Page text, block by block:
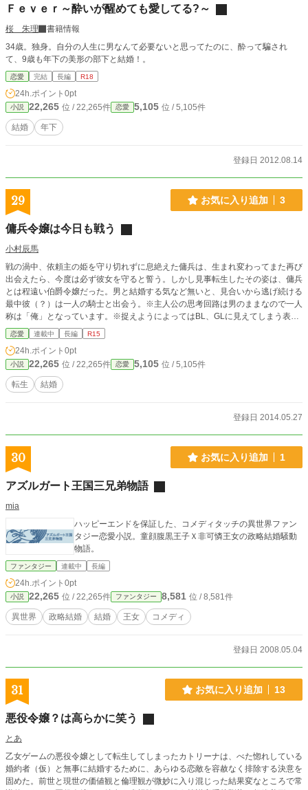
Ｆｅｖｅｒ～酔いが醒めても愛してる?～
桜 朱理
書籍情報
34歳。独身。自分の人生に男なんて必要ないと思ってたのに、酔って騙され
て、9歳も年下の美形の部下と結婚！。
恋愛 完結 長編 R18
24h.ポイント 0pt
小説 22,265 位 / 22,265件 恋愛 5,105 位 / 5,105件
結婚 年下
登録日 2012.08.14
29 お気に入り追加 3
傭兵令嬢は今日も戦う
小村辰馬
戦の渦中、依頼主の姫を守り切れずに息絶えた傭兵は、生まれ変わってまた再び
出会えたら、今度は必ず彼女を守ると誓う。しかし見事転生したその姿は、傭兵
とは程遠い伯爵令嬢だった。男と結婚する気など無いと、見合いから逃げ続ける
最中彼（？）は一人の騎士と出会う。※主人公の思考回路は男のままなので一人
称は「俺」となっています。※捉えようによってはBL、GLに見えてしまう表現
もありますので保険です。
恋愛 連載中 長編 R15
24h.ポイント 0pt
小説 22,265 位 / 22,265件 恋愛 5,105 位 / 5,105件
転生 結婚
登録日 2014.05.27
30 お気に入り追加 1
アズルガート王国三兄弟物語
mia
ハッピーエンドを保証した、コメディタッチの異世界ファン
タジー恋愛小説。童顔腹黒王子Ｘ非可憐王女の政略結婚騒動
物語。
ファンタジー 連載中 長編
24h.ポイント 0pt
小説 22,265 位 / 22,265件 ファンタジー 8,581 位 / 8,581件
異世界 政略結婚 結婚 王女 コメディ
登録日 2008.05.04
31 お気に入り追加 13
悪役令嬢？は高らかに笑う
とあ
乙女ゲームの悪役令嬢として転生してしまったカトリーナは、べた惚れしている
婚約者（仮）と無事に結婚するために、あらゆる恋敵を容赦なく排除する決意を
固めた。前世と現世の価値観と倫理観が微妙に入り混じった結果変なところで常